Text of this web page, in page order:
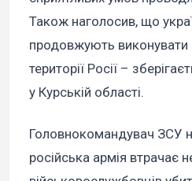
Також наголосив, що
продовжують виконувати
території Росії –
у Курській області.
Головнокомандувач ЗСУ
російська армія втрачає